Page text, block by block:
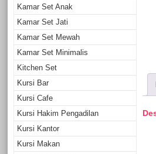
Kamar Set Anak
Kamar Set Jati
Kamar Set Mewah
Kamar Set Minimalis
Kitchen Set
Kursi Bar
Kursi Cafe
Kursi Hakim Pengadilan
Kursi Kantor
Kursi Makan